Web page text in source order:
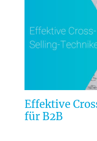
Effektive
für B2B